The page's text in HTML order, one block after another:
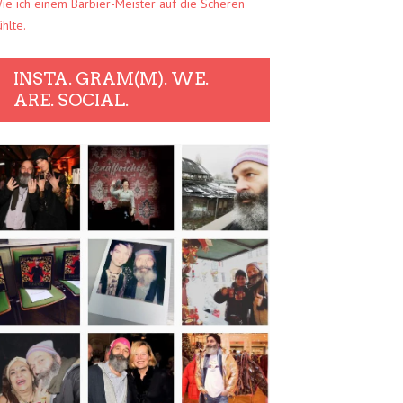
ich einem Barbier-Meister auf die Scheren
INSTA. GRAM(M). WE.
ARE. SOCIAL.